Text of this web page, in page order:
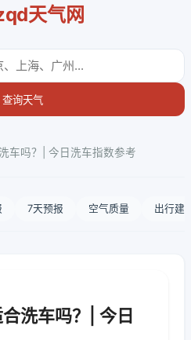
天气网
询天气
车吗？| 今日洗车指数参考
7天预报 空气质量 出行建
洗车吗？| 今日